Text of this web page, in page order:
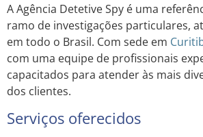
A Agência Detetive Spy é uma
ramo de investigações particulares,
em todo o Brasil. Com sede em
com uma equipe de profissionais
capacitados para atender às mais
dos clientes.
Serviços oferecidos